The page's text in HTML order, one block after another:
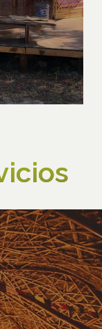
de